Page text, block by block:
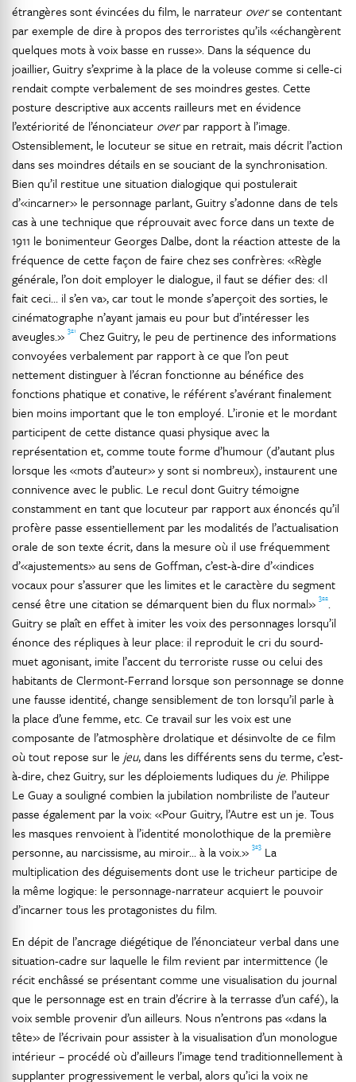
étrangères sont évincées du film, le narrateur overse contentant
par exemple de dire à propos des terroristes qu’ils «échangèrent
quelques mots à voix basse en russe». Dans la séquence du
joaillier, Guitry s’exprime à la place de la voleuse comme si celle-ci
rendait compte verbalement de ses moindres gestes. Cette
posture descriptive aux accents railleurs met en évidence
l’extériorité de l’énonciateur overpar rapport à l’image.
Ostensiblement, le locuteur se situe en retrait, mais décrit l’action
dans ses moindres détails en se souciant de la synchronisation.
Bien qu’il restitue une situation dialogique qui postulerait
d’«incarner» le personnage parlant, Guitry s’adonne dans de tels
cas à une technique que réprouvait avec force dans un texte de
1911 le bonimenteur Georges Dalbe, dont la réaction atteste de la
fréquence de cette façon de faire chez ses confrères: «Règle
générale, l’on doit employer le dialogue, il faut se défier des: ‹Il
fait ceci… il s’en va›, car tout le monde s’aperçoit des sorties, le
cinématographe n’ayant jamais eu pour but d’intéresser les
aveugles.» 321 Chez Guitry, le peu de pertinence des informations
convoyées verbalement par rapport à ce que l’on peut
nettement distinguer à l’écran fonctionne au bénéfice des
fonctions phatique et conative, le référent s’avérant finalement
bien moins important que le ton employé. L’ironie et le mordant
participent de cette distance quasi physique avec la
représentation et, comme toute forme d’humour (d’autant plus
lorsque les «mots d’auteur» y sont si nombreux), instaurent une
connivence avec le public. Le recul dont Guitry témoigne
constamment en tant que locuteur par rapport aux énoncés qu’il
profère passe essentiellement par les modalités de l’actualisation
orale de son texte écrit, dans la mesure où il use fréquemment
d’«ajustements» au sens de Goffman, c’est-à-dire d’«indices
vocaux pour s’assurer que les limites et le caractère du segment
censé être une citation se démarquent bien du flux normal» 322.
Guitry se plaît en effet à imiter les voix des personnages lorsqu’il
énonce des répliques à leur place: il reproduit le cri du sourd-
muet agonisant, imite l’accent du terroriste russe ou celui des
habitants de Clermont-Ferrand lorsque son personnage se donne
une fausse identité, change sensiblement de ton lorsqu’il parle à
la place d’une femme, etc. Ce travail sur les voix est une
composante de l’atmosphère drolatique et désinvolte de ce film
où tout repose sur le jeu, dans les différents sens du terme, c’est-
à-dire, chez Guitry, sur les déploiements ludiques du je. Philippe
Le Guay a souligné combien la jubilation nombriliste de l’auteur
passe également par la voix: «Pour Guitry, l’Autre est un je. Tous
les masques renvoient à l’identité monolothique de la première
personne, au narcissisme, au miroir… à la voix.» 323 La
multiplication des déguisements dont use le tricheur participe de
la même logique: le personnage-narrateur acquiert le pouvoir
d’incarner tous les protagonistes du film.
En dépit de l’ancrage diégétique de l’énonciateur verbal dans une
situation-cadre sur laquelle le film revient par intermittence (le
récit enchâssé se présentant comme une visualisation du journal
que le personnage est en train d’écrire à la terrasse d’un café), la
voix semble provenir d’un ailleurs. Nous n’entrons pas «dans la
tête» de l’écrivain pour assister à la visualisation d’un monologue
intérieur – procédé où d’ailleurs l’image tend traditionnellement à
supplanter progressivement le verbal, alors qu’ici la voix ne